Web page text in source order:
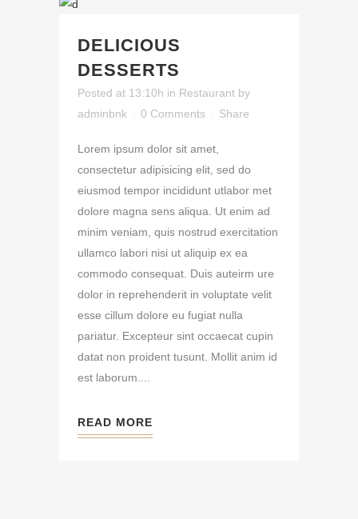
DELICIOUS
DESSERTS
Posted at 13:10h in Restaurant by
adminbnk
0 Comments Share
Lorem ipsum dolor sit amet,
consectetur adipisicing elit, sed do
eiusmod tempor incididunt utlabor met
dolore magna sens aliqua. Ut enim ad
minim veniam, quis nostrud exercitation
ullamco labori nisi ut aliquip ex ea
commodo consequat. Duis auteirm ure
dolor in reprehenderit in voluptate velit
esse cillum dolore eu fugiat nulla
pariatur. Excepteur sint occaecat cupin
datat non proident tusunt. Mollit anim id
est laborum....
READ MORE